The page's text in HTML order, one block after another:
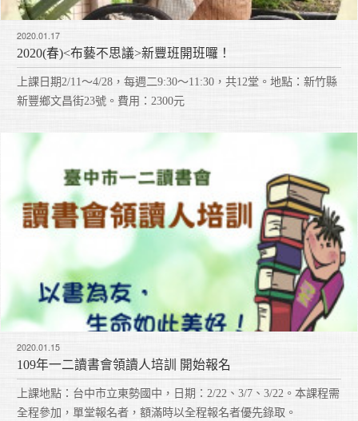
2020.01.17
2020(春)<布藝不思議>新豐班開班囉！
上課日期2/11～4/28，每週二9:30～11:30，共12堂。地點：新竹縣
新豐鄉文昌街23號。費用：2300元
2020.01.15
109年一二讀書會領讀人培訓 開始報名
上課地點：台中市立東勢國中，日期：2/22、3/7、3/22。本課程需
全程參加，單堂報名者，額滿時以全程報名者優先錄取。